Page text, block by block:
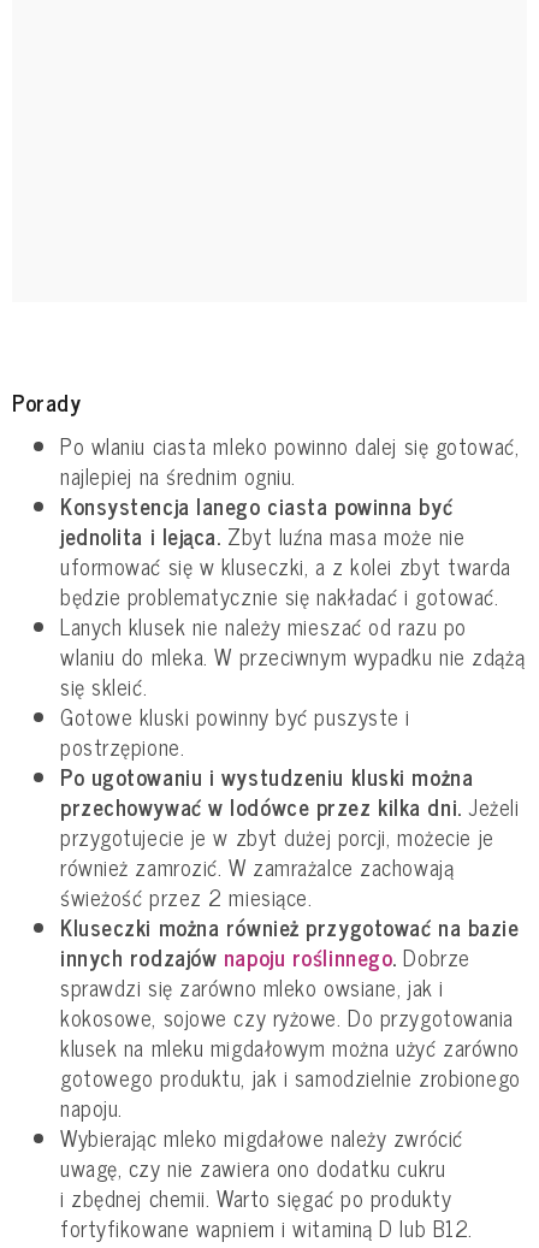
Porady
Po wlaniu ciasta mleko powinno dalej się gotować,
najlepiej na średnim ogniu.
Konsystencja lanego ciasta powinna być
jednolita i lejąca. Zbyt luźna masa może nie
uformować się w kluseczki, a z kolei zbyt twarda
będzie problematycznie się nakładać i gotować.
Lanych klusek nie należy mieszać od razu po
wlaniu do mleka. W przeciwnym wypadku nie zdążą
się skleić.
Gotowe kluski powinny być puszyste i
postrzępione.
Po ugotowaniu i wystudzeniu kluski można
przechowywać w lodówce przez kilka dni.Jeżeli
przygotujecie je w zbyt dużej porcji, możecie je
również zamrozić. W zamrażalce zachowają
świeżość przez 2 miesiące.
Kluseczki można również przygotować na bazie
innych rodzajów napoju roślinnego. Dobrze
sprawdzi się zarówno mleko owsiane, jak i
kokosowe, sojowe czy ryżowe. Do przygotowania
klusek na mleku migdałowym można użyć zarówno
gotowego produktu, jak i samodzielnie zrobionego
napoju.
Wybierając mleko migdałowe należy zwrócić
uwagę, czy nie zawiera ono dodatku cukru
i zbędnej chemii. Warto sięgać po produkty
fortyfikowane wapniem i witaminą D lub B12.